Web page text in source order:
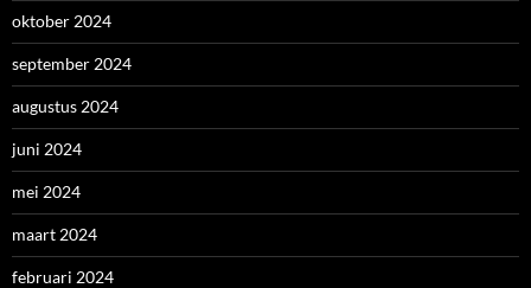
oktober 2024
september 2024
augustus 2024
juni 2024
mei 2024
maart 2024
februari 2024